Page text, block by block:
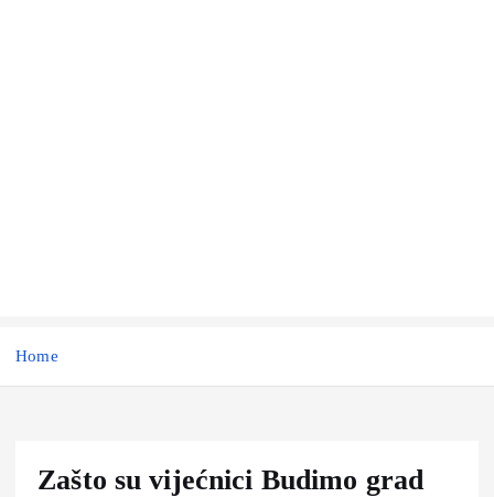
Home
Zašto su vijećnici Budimo grad